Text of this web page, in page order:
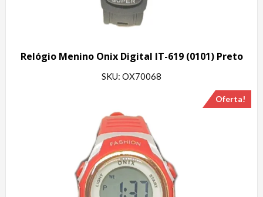
Relógio Menino Onix Digital IT-619 (0101) Preto
SKU: OX70068
Oferta!